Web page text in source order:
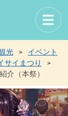
光 > イベント
サイまつり >
介（本祭）